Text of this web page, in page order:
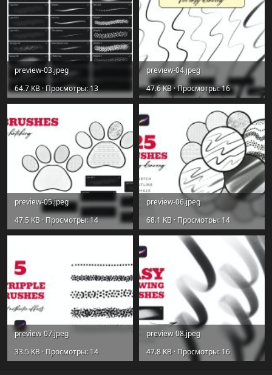
preview-03.jpeg
64.7 KB · Просмотры: 13
preview-04.jpeg
47.6 KB · Просмотры: 16
preview-05.jpeg
47.5 KB · Просмотры: 14
preview-06.jpeg
68.1 KB · Просмотры: 14
preview-07.jpeg
33.5 KB · Просмотры: 14
preview-08.jpeg
47.8 KB · Просмотры: 16